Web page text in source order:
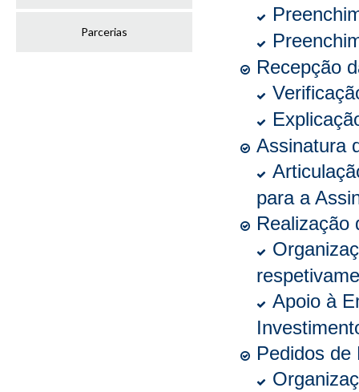
Parcerias
Recepção
Assinatura
para a
Realização
Apoio à
Pedidos de